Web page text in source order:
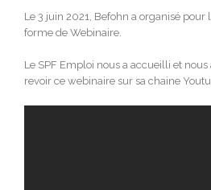
Le 3 juin 2021, Befohn a organisé pour
forme de Webinaire.
Le SPF Emploi nous a accueilli et
revoir ce webinaire sur sa chaine